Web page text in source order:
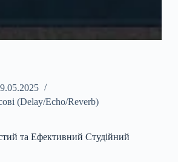
(Delay/Echo/Reverb)
та Ефективний Студійний